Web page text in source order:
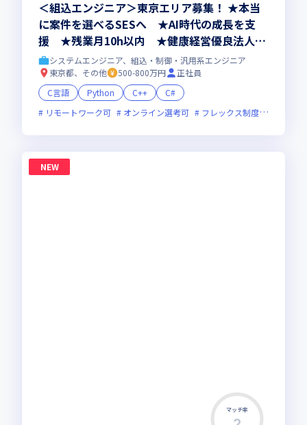
＜組込エンジニア＞東京エリア募集！ ★本当
に案件を選べるSESへ ★AI時代の成長を支
援 ★残業月10h以内 ★健康経営優良法人20
26認定
システムエンジニア、組込・制御・汎用系エンジニア
東京都、その他
500-800万円
正社員
C言語
Python C++
C#
リモートワーク可
オンライン選考可 フレックス制度あり
NEW
マッチ率